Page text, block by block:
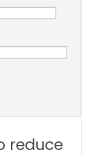
reduce